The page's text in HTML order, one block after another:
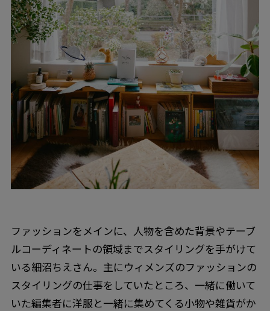
ファッションをメインに、人物を含めた背景やテーブ
ルコーディネートの領域までスタイリングを手がけて
いる細沼ちえさん。主にウィメンズのファッションの
スタイリングの仕事をしていたところ、一緒に働いて
いた編集者に洋服と一緒に集めてくる小物や雑貨がか